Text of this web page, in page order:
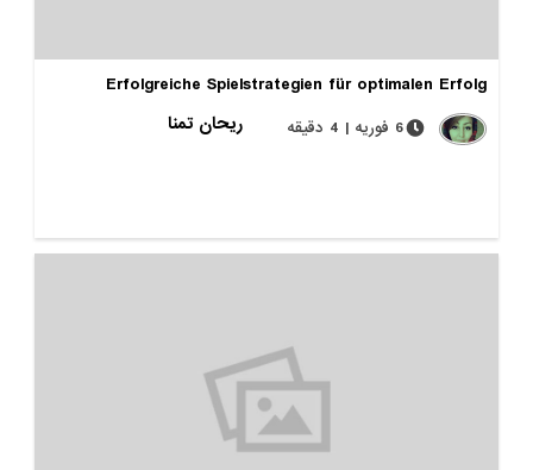
Erfolgreiche Spielstrategien für optimalen Erfolg
ریحان تمنا
6 فوریه | 4 دقیقه